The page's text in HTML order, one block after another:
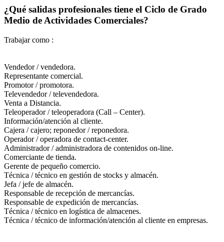
¿Qué salidas profesionales tiene el Ciclo de Grado
Medio de Actividades Comerciales?
Trabajar como :
Vendedor / vendedora.
Representante comercial.
Promotor / promotora.
Televendedor / televendedora.
Venta a Distancia.
Teleoperador / teleoperadora (Call – Center).
Información/atención al cliente.
Cajera / cajero; reponedor / reponedora.
Operador / operadora de contact-center.
Administrador / administradora de contenidos on-line.
Comerciante de tienda.
Gerente de pequeño comercio.
Técnica / técnico en gestión de stocks y almacén.
Jefa / jefe de almacén.
Responsable de recepción de mercancías.
Responsable de expedición de mercancías.
Técnica / técnico en logística de almacenes.
Técnica / técnico de información/atención al cliente en empresas.